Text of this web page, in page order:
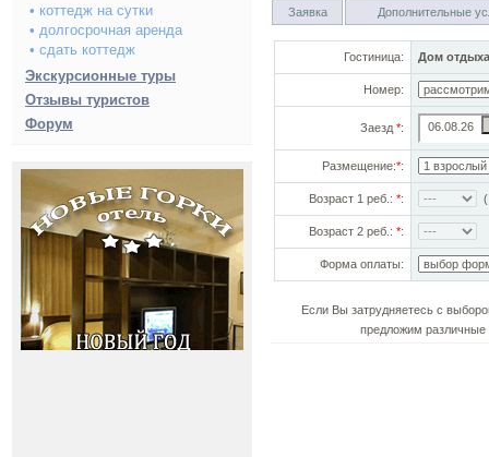
• коттедж на сутки
• долгосрочная аренда
• сдать коттедж
Экскурсионные туры
Отзывы туристов
Форум
Заявка Дополнительные
Гостиница: Дом
Номер:
Заезд *:
Размещение:*:
Возраст 1 реб.: *:
Возраст 2 реб.: *:
Форма оплаты:
Если Вы затрудняетесь с
предложим различные